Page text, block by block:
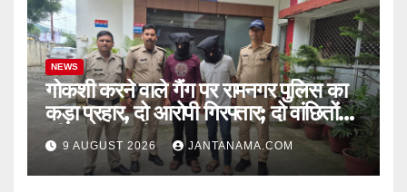
NEWS
गोकशी करने वाले गैंग पर रामनगर पुलिस का
कड़ा प्रहार, दो आरोपी गिरफ्तार; दो वांछितों
की तलाश जारी
9 AUGUST 2026 JANTANAMA.COM